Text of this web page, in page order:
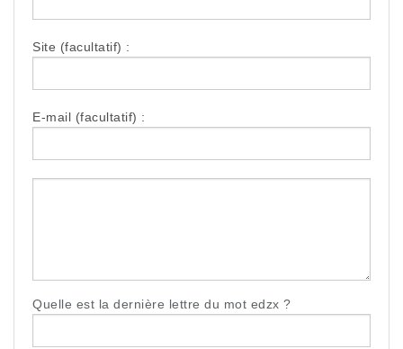
Site (facultatif) :
E-mail (facultatif) :
Quelle est la dernière lettre du mot edzx ?